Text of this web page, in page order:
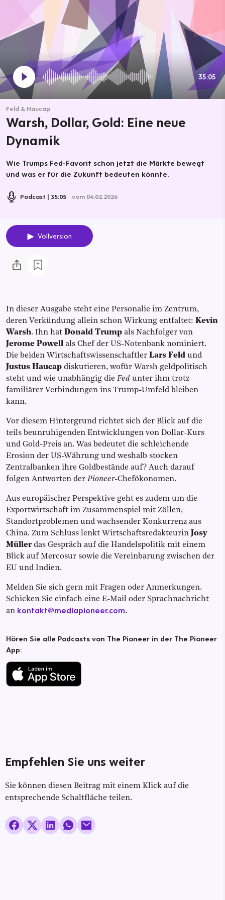
35:05
Feld & Haucap
Warsh, Dollar, Gold: Eine neue
Dynamik
Wie Trumps Fed-Favorit schon jetzt die Märkte bewegt
und was er für die Zukunft bedeuten könnte.
Podcast 35:05 vom 04.02.2026
Vollversion
In dieser Ausgabe steht eine Personalie im Zentrum,
deren Verkündung allein schon Wirkung entfaltet: Kevin
Warsh. Ihn hat Donald Trump als Nachfolger von
Jerome Powell als Chef der US-Notenbank nominiert.
Die beiden Wirtschaftswissenschaftler Lars Feld und
Justus Haucap diskutieren, wofür Warsh geldpolitisch
steht und wie unabhängig die Fed unter ihm trotz
familiärer Verbindungen ins Trump-Umfeld bleiben
kann.
Vor diesem Hintergrund richtet sich der Blick auf die
teils beunruhigenden Entwicklungen von Dollar-Kurs
und Gold-Preis an. Was bedeutet die schleichende
Erosion der US-Währung und weshalb stocken
Zentralbanken ihre Goldbestände auf? Auch darauf
folgen Antworten der Pioneer-Chefökonomen.
Aus europäischer Perspektive geht es zudem um die
Exportwirtschaft im Zusammenspiel mit Zöllen,
Standortproblemen und wachsender Konkurrenz aus
China. Zum Schluss lenkt Wirtschaftsredakteurin Josy
Müllerdas Gespräch auf die Handelspolitik mit einem
Blick auf Mercosur sowie die Vereinbarung zwischen der
EU und Indien.
Melden Sie sich gern mit Fragen oder Anmerkungen.
Schicken Sie einfach eine E-Mail oder Sprachnachricht
an kontakt@mediapioneer.com.
Hören Sie alle Podcasts von The Pioneer in der The Pioneer
App:
Empfehlen Sie uns weiter
Sie können diesen Beitrag mit einem Klick auf die
entsprechende Schaltfläche teilen.